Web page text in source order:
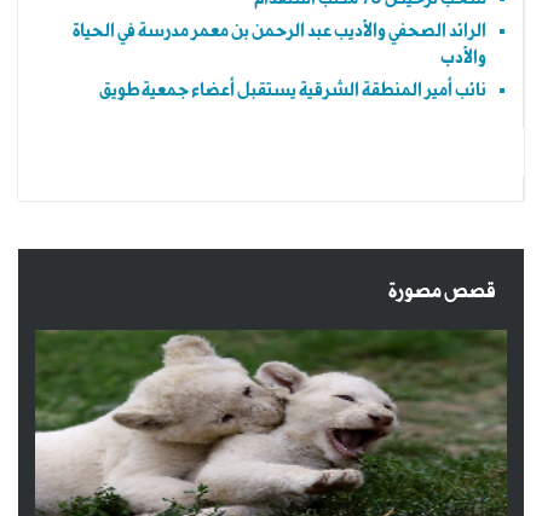
الرائد الصحفي والأديب عبد الرحمن بن معمر مدرسة في الحياة
والأدب
نائب أمير المنطقة الشرقية يستقبل أعضاء جمعية طويق
قصص مصورة